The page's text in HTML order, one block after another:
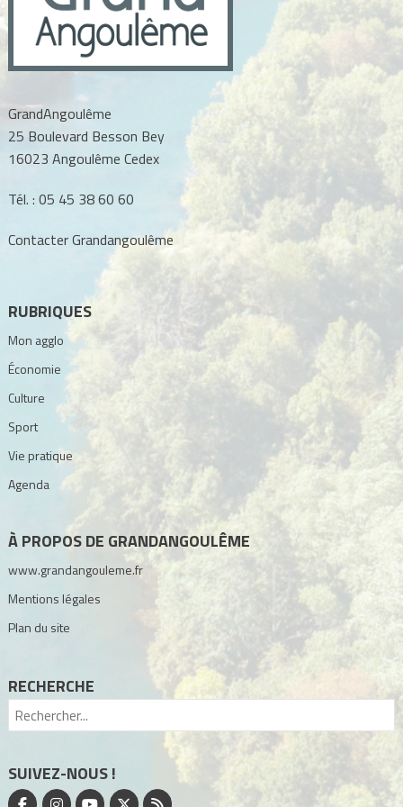
GrandAngoulême
25 Boulevard Besson Bey
16023 Angoulême Cedex
Tél. : 05 45 38 60 60
Contacter Grandangoulême
RUBRIQUES
Mon agglo
Économie
Culture
Sport
Vie pratique
Agenda
À PROPOS DE GRANDANGOULÊME
www.grandangouleme.fr
Mentions légales
Plan du site
RECHERCHE
SUIVEZ-NOUS !